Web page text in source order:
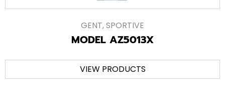
GENT,SPORTIVE
MODEL AZ5013X
VIEW PRODUCTS